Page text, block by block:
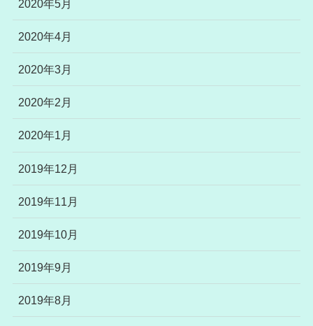
2020年5月
2020年4月
2020年3月
2020年2月
2020年1月
2019年12月
2019年11月
2019年10月
2019年9月
2019年8月